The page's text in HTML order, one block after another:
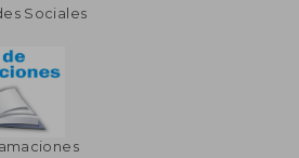
Sociales